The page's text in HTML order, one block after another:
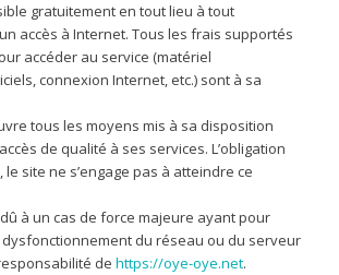
gratuitement en tout lieu à tout
accès à Internet. Tous les frais supportés
accéder au service (matériel
connexion Internet, etc.) sont à sa
tous les moyens mis à sa disposition
de qualité à ses services. L’obligation
site ne s’engage pas à atteindre ce
à un cas de force majeure ayant pour
du réseau ou du serveur
de https://oye-oye.net.